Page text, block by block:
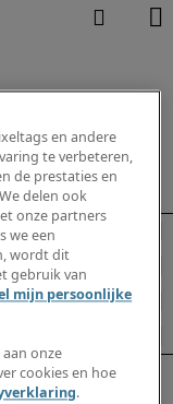
en andere
te verbeteren,
de prestaties en
delen ook
onze partners
we een
wordt dit
gebruik van
mijn persoonlijke
onze
cookies en hoe
.